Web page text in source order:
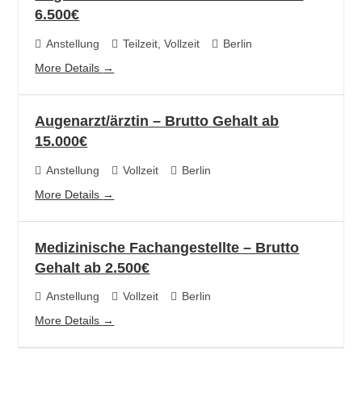
6.500€
Anstellung Teilzeit Vollzeit
Berlin
More Details
Augenarzt/ärztin – Brutto Gehalt ab
15.000€
Anstellung Vollzeit
Berlin
More Details
Medizinische Fachangestellte – Brutto
Gehalt ab 2.500€
Anstellung Vollzeit
Berlin
More Details